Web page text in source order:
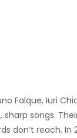
Falque, Iuri
sharp songs.
don’t reach.